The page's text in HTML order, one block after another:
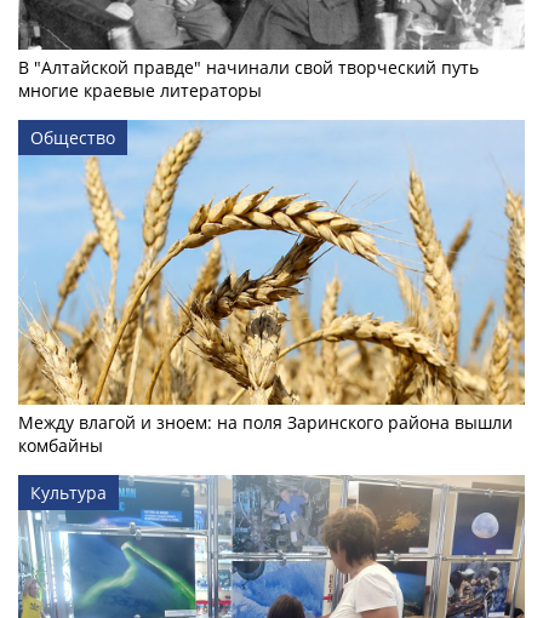
В "Алтайской правде" начинали свой творческий путь
многие краевые литераторы
Общество
Между влагой и зноем: на поля Заринского района вышли
комбайны
Культура